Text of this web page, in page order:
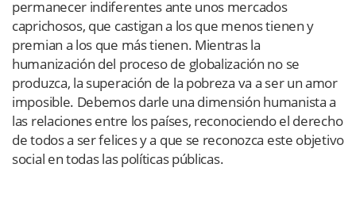
permanecer indiferentes ante unos mercados
caprichosos, que castigan a los que menos tienen y
premian a los que más tienen. Mientras la
humanización del proceso de globalización no se
produzca, la superación de la pobreza va a ser un amor
imposible. Debemos darle una dimensión humanista a
las relaciones entre los países, reconociendo el derecho
de todos a ser felices y a que se reconozca este objetivo
social en todas las políticas públicas.